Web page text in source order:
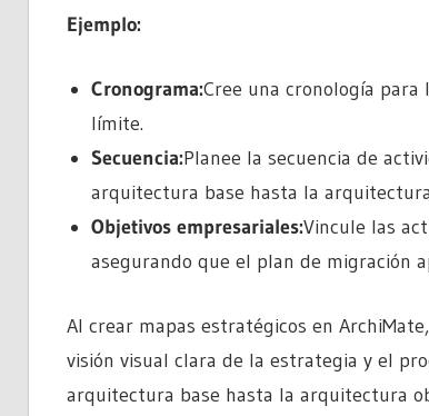
Ejemplo:
Cronograma:Cree una cronología
límite.
Secuencia:Planee la secuencia de
arquitectura base hasta la
Objetivos empresariales:Vincule las
asegurando que el plan de migración
Al crear mapas estratégicos en
visión visual clara de la estrategia y el
arquitectura base hasta la arquitectura